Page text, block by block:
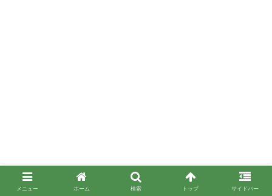
メニュー ホーム 検索 トップ サイドバー